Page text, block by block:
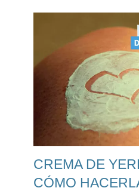
CREMA DE
CÓMO